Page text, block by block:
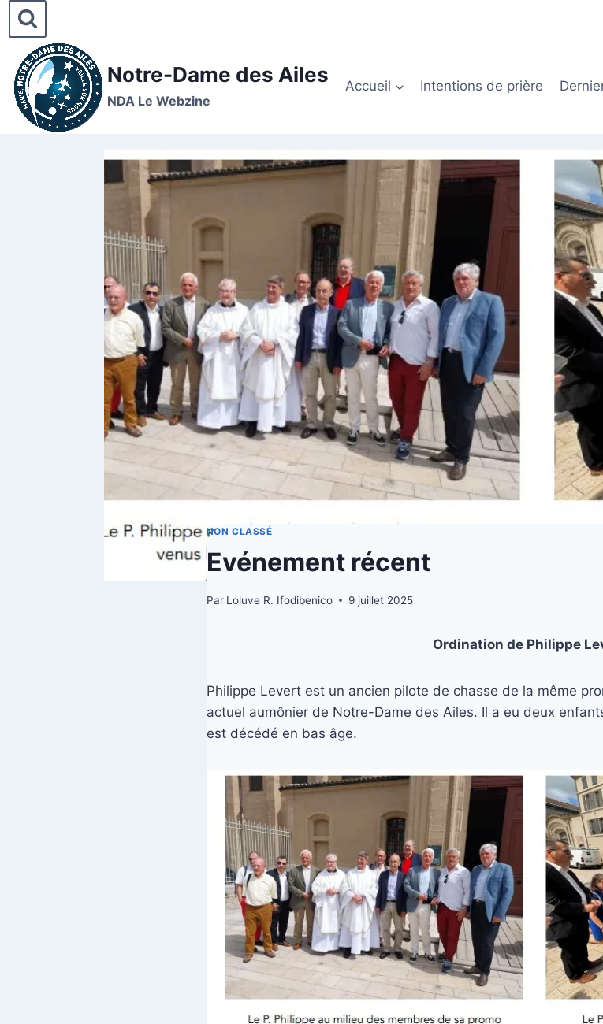
Notre-Dame des Ailes
NDA Le Webzine
Accueil Intentions de prière
NON CLASSÉ
Evénement récent
Par Loluve R. Ifodibenico 9 juillet 2025
Ordination de Philippe
Philippe Levert est un ancien pilote de chasse de la même
actuel aumônier de Notre-Dame des Ailes. Il a eu deux
est décédé en bas âge.